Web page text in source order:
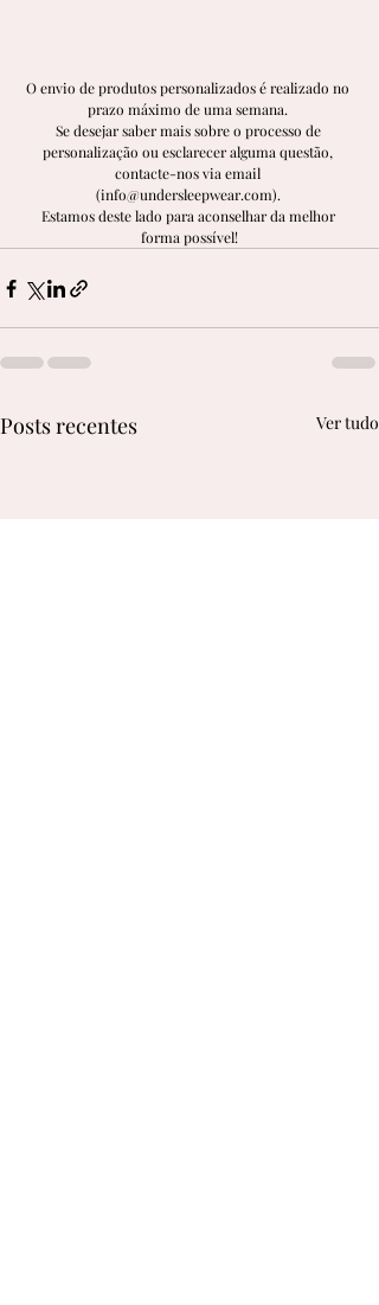
O envio de produtos personalizados é realizado no
prazo máximo de uma semana.
Se desejar saber mais sobre o processo de
personalização ou esclarecer alguma questão,
contacte-nos via email
(info@undersleepwear.com).
Estamos deste lado para aconselhar da melhor
forma possível!
Posts recentes Ver tudo